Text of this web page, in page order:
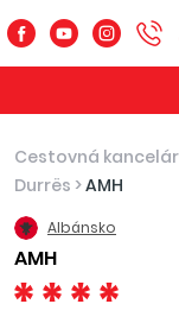
Cestovná
Durrës >AMH
Albánsko
AMH